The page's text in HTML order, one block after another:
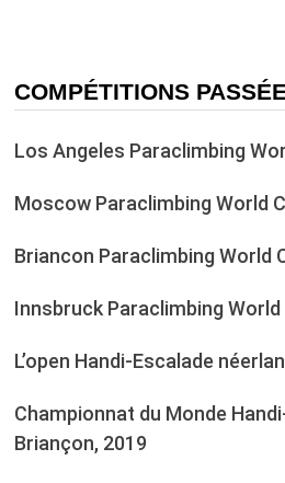
COMPÉTITIONS
Los Angeles Paraclimbing
Moscow Paraclimbing World
Briancon Paraclimbing World
Innsbruck Paraclimbing World
L’open Handi-Escalade
Championnat du Monde
Briançon, 2019